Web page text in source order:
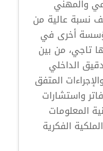
والمهني
نسبة عالية من
مؤسسة أخرى في
تاجي، من بين
الداخلي
المتفق
واستشارات
المعلومات
الفكرية